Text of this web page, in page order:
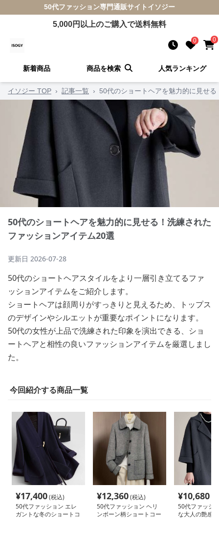
50代ファッション専門通販サイト イソジー
5,000円以上のご購入で送料無料
0 0
新着商品 商品を検索 人気ランキング
イソジー TOP › 記事一覧 › 50代のショートヘアを魅力的に見せ
50代のショートヘアを魅力的に見せる！洗練された
ファッションアイテム20選
更新日 2026-07-28
50代のショートヘアスタイルをより一層引き立てるファ
ッションアイテムをご紹介します。
ショートヘアは顔周りがすっきりと見えるため、トップス
のデザインやシルエットが重要なポイントになります。
50代の女性が上品で洗練された印象を演出できる、ショ
ートヘアと相性の良いファッションアイテムを厳選しまし
た。
今回紹介する商品一覧
¥17,400(税込)
50代ファッション エレ
ガントな冬のショートコ
¥12,360(税込)
50代ファッション ヘリ
ンボーン柄ショートコー
¥10,680
50代ファッシ
な大人の艶感